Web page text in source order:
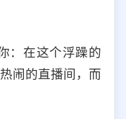
：在这个浮躁的
闹的直播间，而